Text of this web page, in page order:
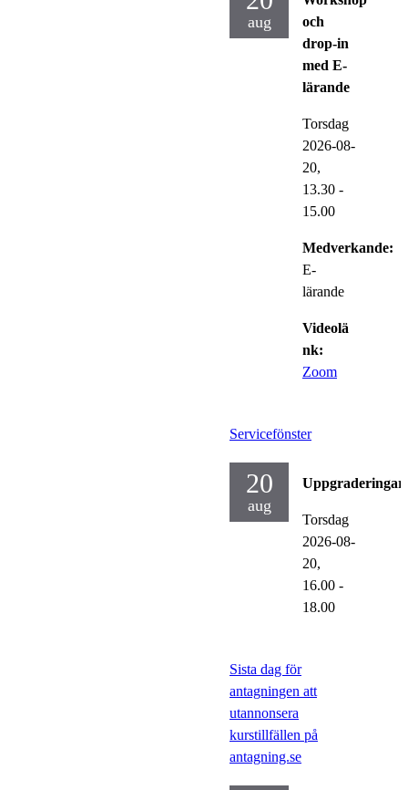
aug
och
drop-in
med E-
lärande
Torsdag
2026-08-
20,
13.30 -
15.00
Medverkande:
E-
lärande
Videolä
nk:
Zoom
Servicefönster
20
aug
Uppgraderingar
Torsdag
2026-08-
20,
16.00 -
18.00
Sista dag för
antagningen att
utannonsera
kurstillfällen på
antagning.se